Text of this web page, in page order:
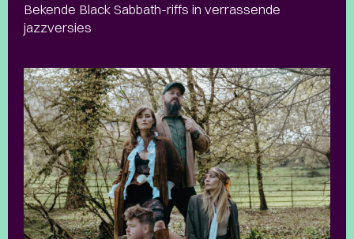
Bekende Black Sabbath-riffs in verrassende
jazzversies